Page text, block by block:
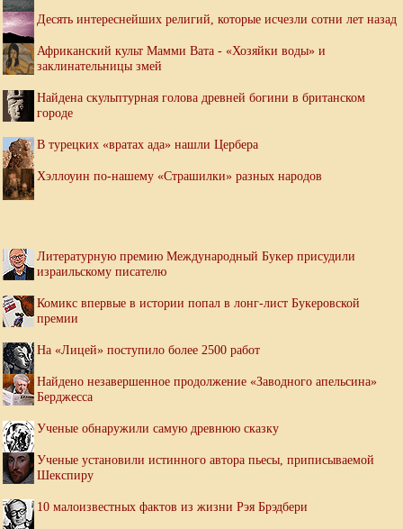
Десять интереснейших религий, которые исчезли сотни лет назад
Африканский культ Мамми Вата - «Хозяйки воды» и
заклинательницы змей
Найдена скульптурная голова древней богини в британском
городе
В турецких «вратах ада» нашли Цербера
Хэллоуин по-нашему «Страшилки» разных народов
Литературную премию Международный Букер присудили
израильскому писателю
Комикс впервые в истории попал в лонг-лист Букеровской
премии
На «Лицей» поступило более 2500 работ
Найдено незавершенное продолжение «Заводного апельсина»
Берджесса
Ученые обнаружили самую древнюю сказку
Ученые установили истинного автора пьесы, приписываемой
Шекспиру
10 малоизвестных фактов из жизни Рэя Брэдбери